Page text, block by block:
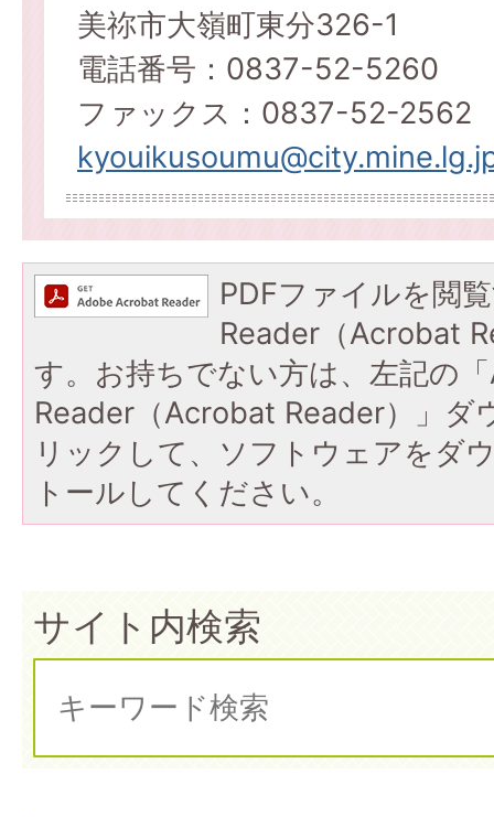
美祢市大嶺町東分326-1
電話番号：0837-52-5260
ファックス：0837-52-2562
PDFファイルを閲
Reader（Acrobat
す。お持ちでない方は、左記の
Reader（Acrobat Reader）」ダ
リックして、ソフトウェアをダ
トールしてください。
サイト内検索